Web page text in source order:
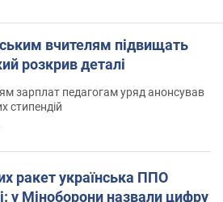
вчителям підвищать
розкрив деталі
зарплат педагогам уряд анонсував
стипендій
ракет українська ППО
у Міноборони назвали цифру